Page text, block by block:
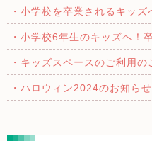
・小学校を卒業されるキッズ
・小学校6年生のキッズへ！
・キッズスペースのご利用の
・ハロウィン2024のお知らせ